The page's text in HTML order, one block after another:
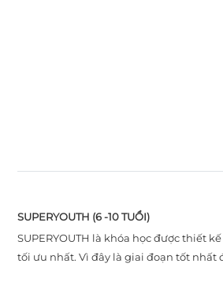
SUPERYOUTH (6 -10 TUỔI)
SUPERYOUTH là khóa học được thiết
tối ưu nhất. Vì đây là giai đoạn tốt